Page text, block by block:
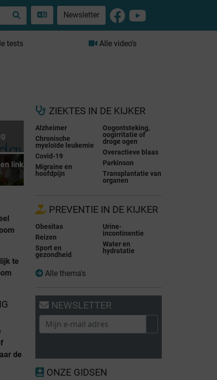
Newsletter
tests Alle video's
link
te
de
ZIEKTES IN DE KIJKER
Alzheimer
Chronische
myeloïde leukemie
Covid-19
Migraine en
hoofdpijn
Oogontsteking,
oogirritatie of
droge ogen
Overactieve blaas
Parkinson
Transplantatie van
organen
PREVENTIE IN DE KIJKER
Obesitas
Reizen
Sport en
gezondheid
Urine-
incontinentie
Water en
hydratatie
Alle thema's
NEWSLETTER
ONZE GIDSEN